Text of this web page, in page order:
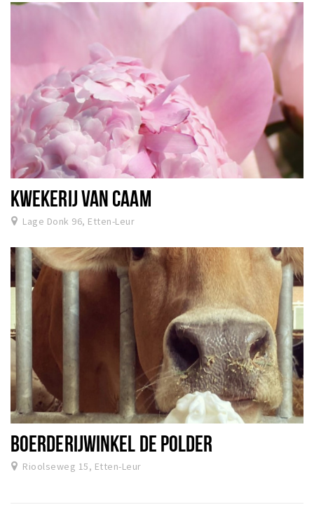
KWEKERIJ VAN CAAM
Lage Donk 96, Etten-Leur
BOERDERIJWINKEL DE POLDER
Rioolseweg 15, Etten-Leur